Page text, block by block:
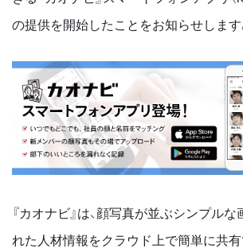
の提供を開始したことをお知らせします
『カオナビ』は、顔写真が並ぶシンプルな
れた⼈材情報をクラウド上で簡単に共